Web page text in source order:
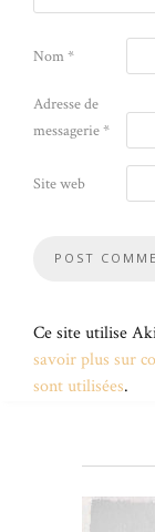
Nom*
Adresse de
messagerie*
Site web
Ce site utilise
savoir plus sur
sont utilisées.